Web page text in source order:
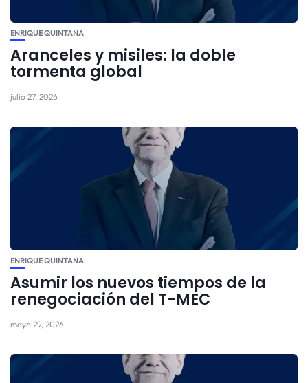
ENRIQUE QUINTANA
Aranceles y misiles: la doble
tormenta global
julio 27, 2026
ENRIQUE QUINTANA
Asumir los nuevos tiempos de la
renegociación del T-MEC
mayo 29, 2026